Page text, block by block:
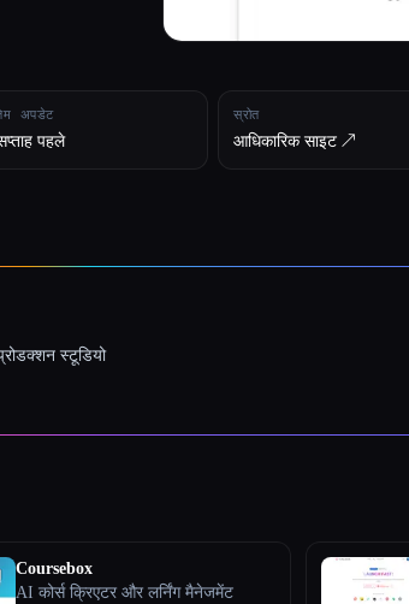
अपडेट
पहले
स्रोत
आधिकारिक साइट ↗︎
स्टूडियो
Coursebox
AI कोर्स क्रिएटर और लर्निंग मैनेजमेंट